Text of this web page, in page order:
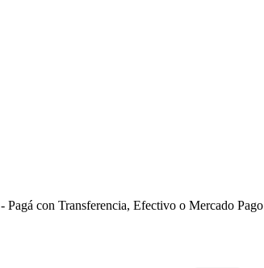
- Pagá con Transferencia, Efectivo o Mercado Pago